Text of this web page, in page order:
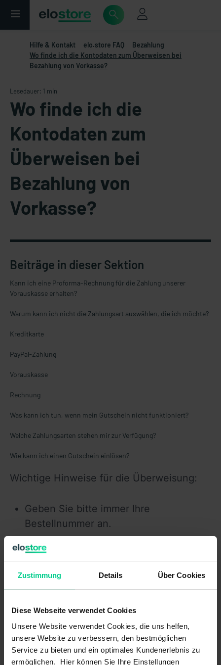
Zustimmung Details Über Cookies
Diese Webseite verwendet Cookies
Unsere Website verwendet Cookies, die uns helfen,
unsere Website zu verbessern, den bestmöglichen
Service zu bieten und ein optimales Kundenerlebnis zu
ermöglichen. Hier können Sie Ihre Einstellungen
Hilfe & Kontakt elo.store FAQ
Bezahlung
Wo finde ich die Kontodaten zum Überweisen bei
Bezahlung von Vorkasse?
Lesedauer: 1 min
Wo finde ich die
Kontodaten zum
Überweisen bei
Bezahlung von
Vorkasse?
Beiträge in dieser Sektion
Kann ich eine Proforma-Rechnung für die Zahlung unserer
Vorauskasse erhalten?
Warum kann ich nicht die Zahlungsart auswählen, die ich möchte?
Kreditkarte
PayPal-Zahlung
Vorauskasse
Rechnung
Was kann ich tun, wenn mein Gutschein nicht funktioniert?
Welche Zahlungsarten stehen mir zur Verfügung?
Wie kann ich einen Gutschein einlösen?
Wichtige Hinweise für die Überweisung:
Geben Sie bitte immer Ihre
Bestellnummer an.
Unsere Bankverbindung:
Zahlungsempfänger: elostore GmbH & Co.
KG
IBAN: DE32430609671045810301
BIC: GENODEM1GLS
Ihre Bestellung wird versendet, sobald Ihre